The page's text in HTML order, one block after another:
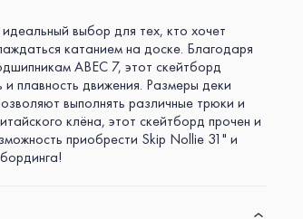
выбор для тех, кто хочет
катанием на доске. Благодаря
ABEC 7, этот скейтборд
и плавность движения. Размеры деки
выполнять различные трюки и
клёна, этот скейтборд прочен и
приобрести Skip Nollie 31" и